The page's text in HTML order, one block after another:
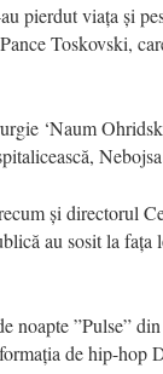
pierdut viața și
Toskovski,
‘Naum
și directorul
au sosit la fața
”Pulse” din
de hip-hop